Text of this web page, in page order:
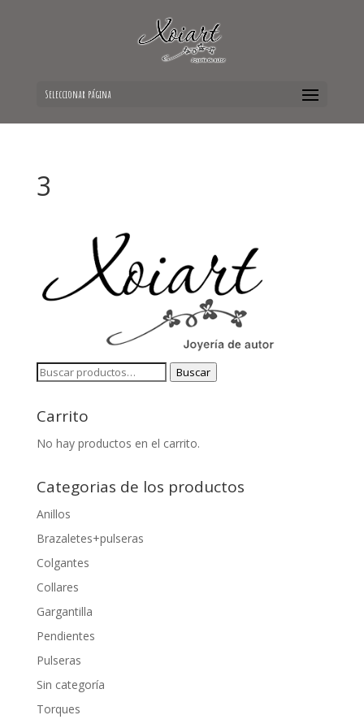
Seleccionar página
3
Buscar
Buscar
Carrito
No hay productos en el carrito.
Categorias de los productos
Anillos
Brazaletes+pulseras
Colgantes
Collares
Gargantilla
Pendientes
Pulseras
Sin categoría
Torques